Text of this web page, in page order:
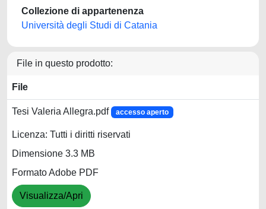
Collezione di appartenenza
Università degli Studi di Catania
File in questo prodotto:
File
Tesi Valeria Allegra.pdf accesso aperto
Licenza: Tutti i diritti riservati
Dimensione 3.3 MB
Formato Adobe PDF
Visualizza/Apri